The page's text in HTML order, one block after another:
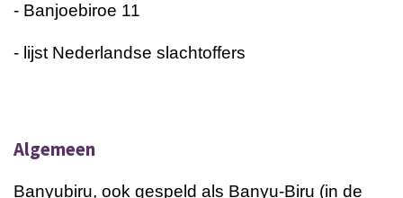
- Banjoebiroe 11
- lijst Nederlandse slachtoffers
Algemeen
Banyubiru, ook gespeld als Banyu-Biru (in de